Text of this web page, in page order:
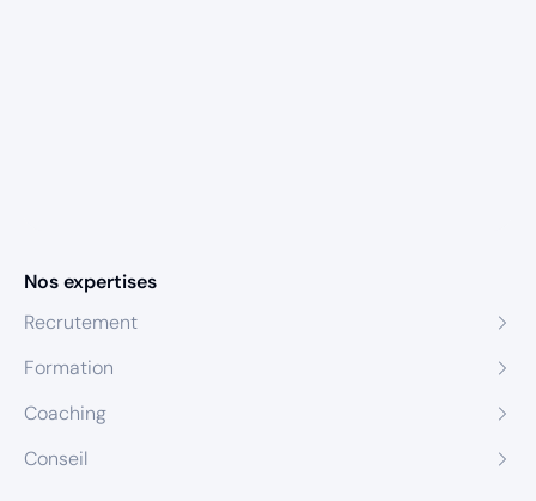
Nos expertises
Recrutement
Formation
Coaching
Conseil